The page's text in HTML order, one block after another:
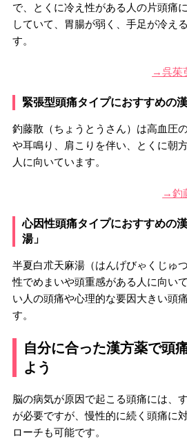
で、とくに冷え性がある人の片頭痛
していて、胃腸が弱く、手足が冷え
す。
→呉茱
緊張型頭痛タイプにおすすめの
釣藤散（ちょうとうさん）は高血圧
や耳鳴り、肩こりを伴い、とくに朝
人に向いています。
→釣
心因性頭痛タイプにおすすめの
湯」
半夏白朮天麻湯（はんげびゃくじゅ
性でめまいや頭重感がある人に向い
い人の頭痛や心理的な要因大きい頭
す。
自分に合った漢方薬で頭
よう
脳の病気が原因で起こる頭痛には、
が必要ですが、慢性的に続く頭痛に
ローチも可能です。